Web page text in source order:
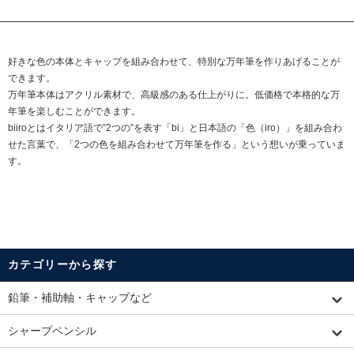
好きな色の本体とキャップを組み合わせて、特別な万年筆を作りあげることが
できます。
万年筆本体はアクリル素材で、高級感のある仕上がりに。低価格で本格的な万
年筆を楽しむことができます。
biiroとはイタリア語で”2つの”を表す「bi」と日本語の「色（iro）」を組み合わ
せた言葉で、「2つの色を組み合わせて万年筆を作る」という想いが乗っていま
す。
カテゴリーから探す
鉛筆・補助軸・キャップなど
シャープペンシル